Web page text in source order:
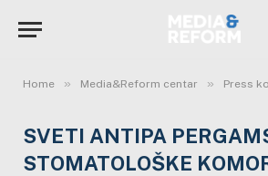
Home » Media&Reform centar » Press
SVETI ANTIPA
STOMATOLOŠKE